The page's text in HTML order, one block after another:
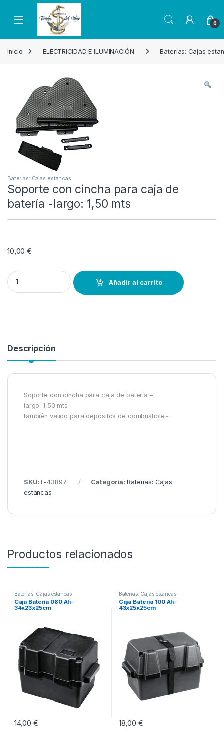
Skip to navigation
Skip to content
Open 0
Inicio ELECTRICIDAD E ILUMINACIÓN Baterias: Cajas
Baterias: Cajas estancas
Soporte con cincha para caja de
batería -largo: 1,50 mts
10,00€
Soporte con cincha para caja de batería -largo: 1,50 mts quantity
Añadir al carrito
Descripción
Soporte con cincha para caja de batería –
largo: 1,50 mts
también valido para depósitos de combustible.-
SKU:L-43897 Categoría:Baterias: Cajas
estancas
Productos relacionados
Baterias: Cajas estancas
Caja Batería 080 Ah-
34x23x25cm
14,00 €
Baterias: Cajas estancas
Caja Batería 100 Ah-
43x25x25cm
18,00 €